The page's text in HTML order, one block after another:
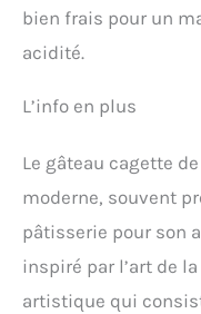
bien frais pour un
acidité.
L’info en plus
Le gâteau cagette
moderne, souvent
pâtisserie pour son
inspiré par l’art de
artistique qui